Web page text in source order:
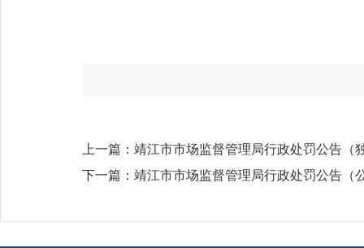
上一篇： 靖江市市场监督管理局行政处罚公告（
下一篇： 靖江市市场监督管理局行政处罚公告（